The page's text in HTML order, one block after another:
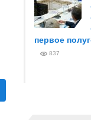
первое
837